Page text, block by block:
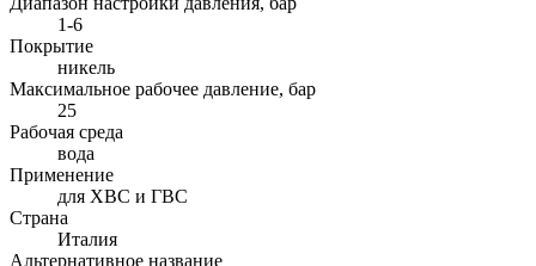
1-6
Покрытие
никель
Максимальное рабочее давление, бар
25
Рабочая среда
вода
Применение
для ХВС и ГВС
Страна
Италия
Альтернативное название